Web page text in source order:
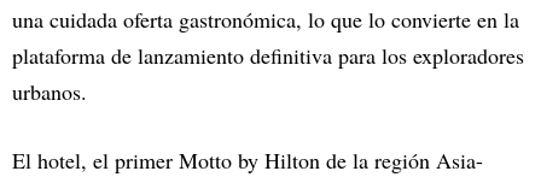
una cuidada oferta gastronómica, lo que lo convierte en la
plataforma de lanzamiento definitiva para los exploradores
urbanos.
El hotel, el primer Motto by Hilton de la región Asia-